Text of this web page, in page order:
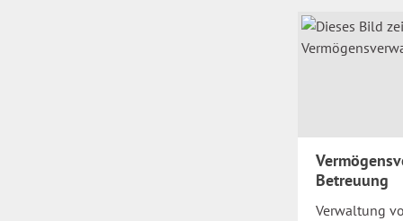
Betreuung
Verwaltung